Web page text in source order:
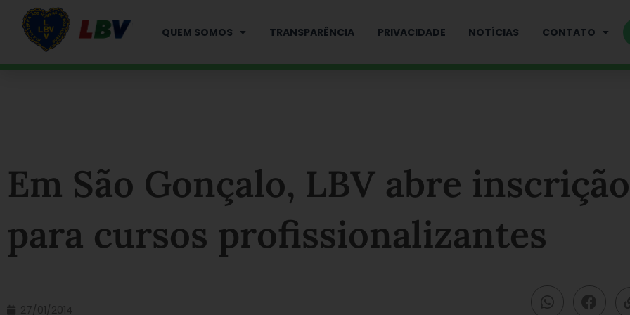
QUEM SOMOS TRANSPARÊNCIA PRIVACIDADE NOTÍCIAS CONTATO
Em São Gonçalo, LBV abre inscrição
para cursos profissionalizantes
27/01/2014